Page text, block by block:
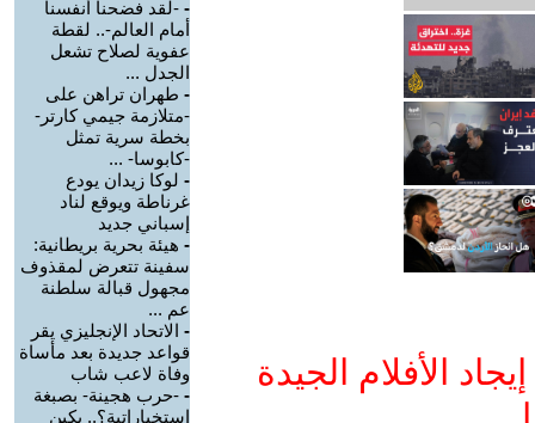
الأفلام الجيدة
- -لقد فضحنا أنفسنا
أمام العالم-.. لقطة
عفوية لصلاح تشعل
الجدل ...
- طهران تراهن على
-متلازمة جيمي كارتر-
بخطة سرية تمثل
-كابوسا- ...
- لوكا زيدان يودع
غرناطة ويوقع لناد
إسباني جديد
- هيئة بحرية بريطانية:
سفينة تتعرض لمقذوف
مجهول قبالة سلطنة
عم ...
- الاتحاد الإنجليزي يقر
قواعد جديدة بعد مأساة
وفاة لاعب شاب
- -حرب هجينة- بصبغة
استخباراتية؟.. بكين